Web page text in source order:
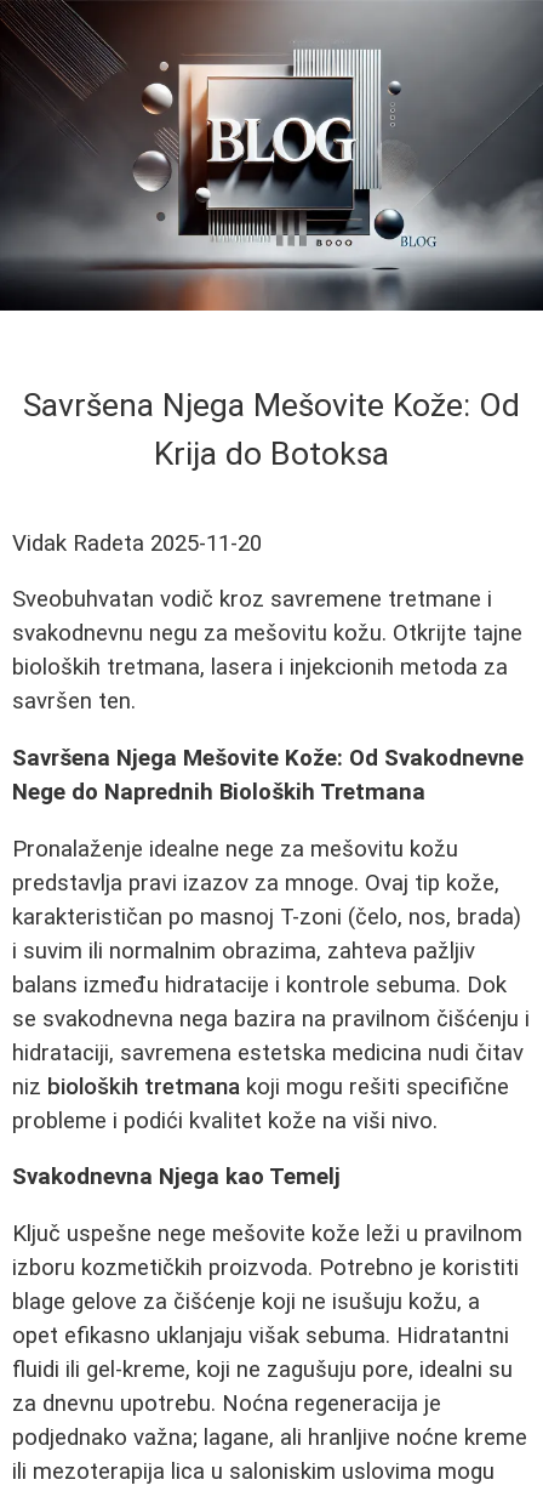
Savršena Njega Mešovite Kože: Od
Krija do Botoksa
Vidak Radeta 2025-11-20
Sveobuhvatan vodič kroz savremene tretmane i
svakodnevnu negu za mešovitu kožu. Otkrijte tajne
bioloških tretmana, lasera i injekcionih metoda za
savršen ten.
Savršena Njega Mešovite Kože: Od Svakodnevne
Nege do Naprednih Bioloških Tretmana
Pronalaženje idealne nege za mešovitu kožu
predstavlja pravi izazov za mnoge. Ovaj tip kože,
karakterističan po masnoj T-zoni (čelo, nos, brada)
i suvim ili normalnim obrazima, zahteva pažljiv
balans između hidratacije i kontrole sebuma. Dok
se svakodnevna nega bazira na pravilnom čišćenju i
hidrataciji, savremena estetska medicina nudi čitav
niz bioloških tretmana koji mogu rešiti specifične
probleme i podići kvalitet kože na viši nivo.
Svakodnevna Njega kao Temelj
Ključ uspešne nege mešovite kože leži u pravilnom
izboru kozmetičkih proizvoda. Potrebno je koristiti
blage gelove za čišćenje koji ne isušuju kožu, a
opet efikasno uklanjaju višak sebuma. Hidratantni
fluidi ili gel-kreme, koji ne zagušuju pore, idealni su
za dnevnu upotrebu. Noćna regeneracija je
podjednako važna; lagane, ali hranljive noćne kreme
ili mezoterapija lica u saloniskim uslovima mogu